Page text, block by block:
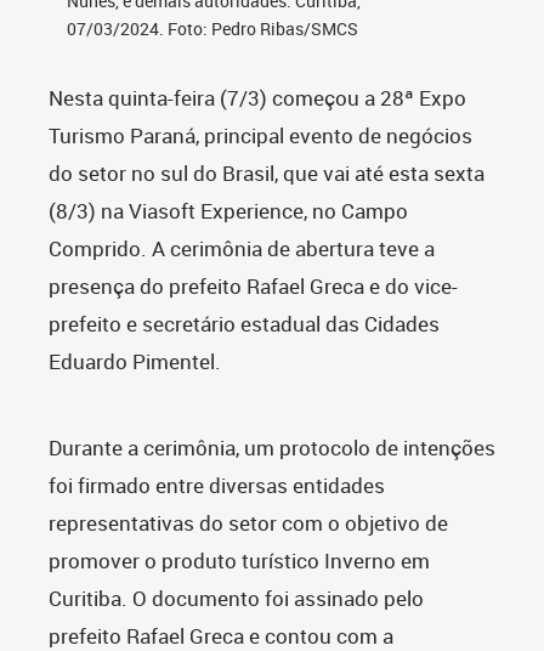
07/03/2024. Foto: Pedro Ribas/SMCS
Nesta quinta-feira (7/3) começou a 28ª Expo
Turismo Paraná, principal evento de negócios
do setor no sul do Brasil, que vai até esta sexta
(8/3) na Viasoft Experience, no Campo
Comprido. A cerimônia de abertura teve a
presença do prefeito Rafael Greca e do vice-
prefeito e secretário estadual das Cidades
Eduardo Pimentel.
Durante a cerimônia, um protocolo de intenções
foi firmado entre diversas entidades
representativas do setor com o objetivo de
promover o produto turístico Inverno em
Curitiba. O documento foi assinado pelo
prefeito Rafael Greca e contou com a